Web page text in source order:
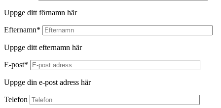
Uppge ditt förnamn här
Efternamn*
Uppge ditt efternamn här
E-post*
Uppge din e-post adress här
Telefon